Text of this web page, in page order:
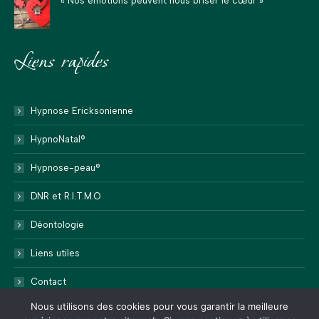
Liens rapides
Hypnose Ericksonienne
HypnoNatal®
Hypnose-peau®
DNR et R.I.T.M.O
Déontologie
Liens utiles
Contact
Nous utilisons des cookies pour vous garantir la meilleure